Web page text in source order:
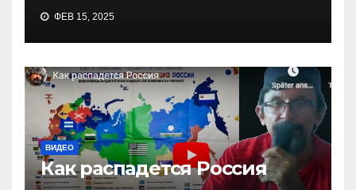
ФЕВ 15, 2025
ВИДЕО
Как распадется Россия